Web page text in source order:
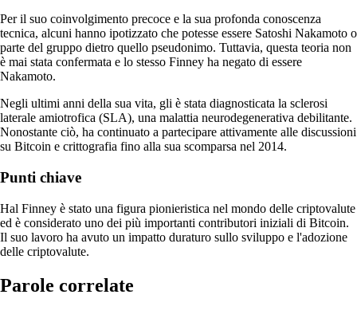
Per il suo coinvolgimento precoce e la sua profonda conoscenza
tecnica, alcuni hanno ipotizzato che potesse essere Satoshi Nakamoto o
parte del gruppo dietro quello pseudonimo. Tuttavia, questa teoria non
è mai stata confermata e lo stesso Finney ha negato di essere
Nakamoto.
Negli ultimi anni della sua vita, gli è stata diagnosticata la sclerosi
laterale amiotrofica (SLA), una malattia neurodegenerativa debilitante.
Nonostante ciò, ha continuato a partecipare attivamente alle discussioni
su Bitcoin e crittografia fino alla sua scomparsa nel 2014.
Punti chiave
Hal Finney è stato una figura pionieristica nel mondo delle criptovalute
ed è considerato uno dei più importanti contributori iniziali di Bitcoin.
Il suo lavoro ha avuto un impatto duraturo sullo sviluppo e l'adozione
delle criptovalute.
Parole correlate